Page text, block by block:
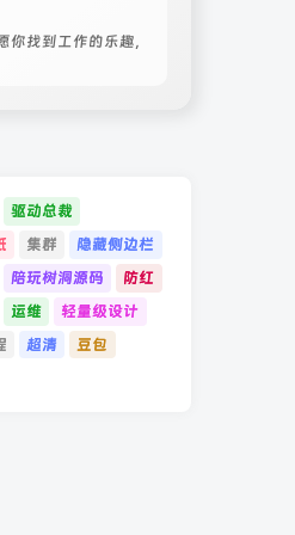
你找到工作的乐趣，
驱动总裁
集群
隐藏侧边栏
陪玩树洞源码
防红
运维
轻量级设计
超清
豆包